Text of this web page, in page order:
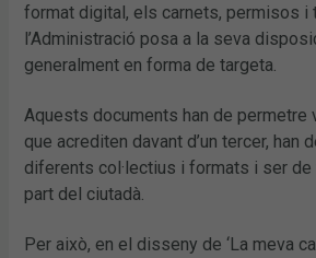
format digital, els carnets, permisos i
l’Administració posa a la seva
generalment en forma de targeta.
Aquests documents han de permetre
que acrediten davant d’un tercer, han
diferents col·lectius i formats i ser
part del ciutadà.
Per això, en el disseny de ‘La meva